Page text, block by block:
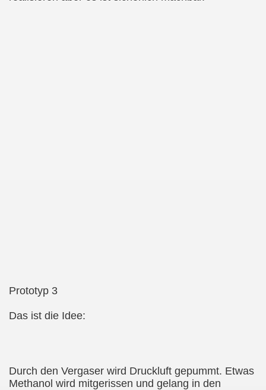
Prototyp 3
Das ist die Idee:
Durch den Vergaser wird Druckluft gepummt. Etwas
Methanol wird mitgerissen und gelang in den